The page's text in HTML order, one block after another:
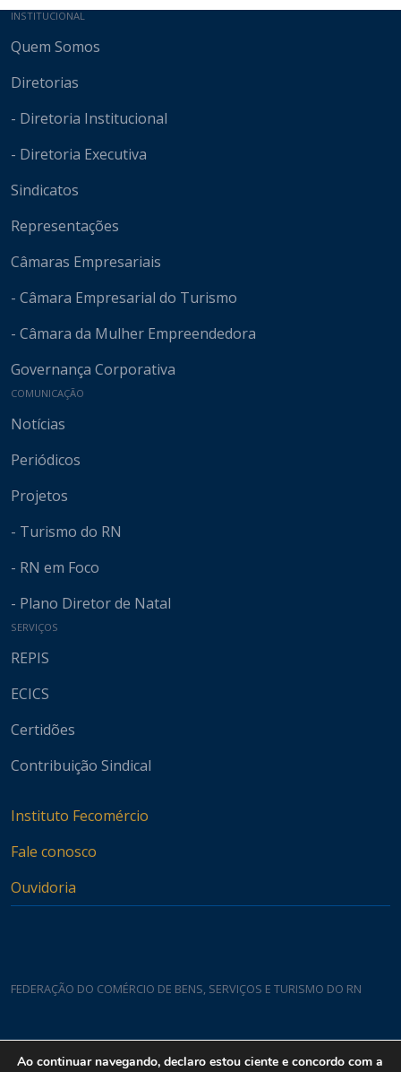
Mapa do site
INSTITUCIONAL
Quem Somos
Diretorias
- Diretoria Institucional
- Diretoria Executiva
Sindicatos
Representações
Câmaras Empresariais
- Câmara Empresarial do Turismo
- Câmara da Mulher Empreendedora
Governança Corporativa
COMUNICAÇÃO
Notícias
Periódicos
Projetos
- Turismo do RN
- RN em Foco
- Plano Diretor de Natal
SERVIÇOS
REPIS
ECICS
Certidões
Contribuição Sindical
Instituto Fecomércio
Fale conosco
Ouvidoria
FEDERAÇÃO DO COMÉRCIO DE BENS, SERVIÇOS E TURISMO DO RN
Rua Padre João Damasceno, 1935 - Lagoa Nova CEP 59075-760
Ao continuar navegando, declaro estou ciente e concordo com a